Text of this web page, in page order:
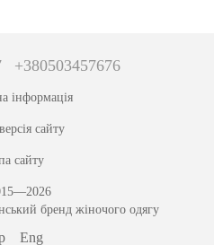
+380503457676
інформація
сайту
сайту
бренд жіночого одягу
Eng